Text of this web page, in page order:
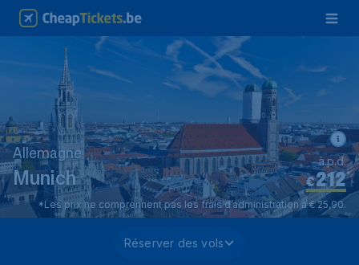
Allemagne
Munich €212*
à.p.d.
*Les prix ne comprennent pas les frais d’administration à € 25,90.
Réserver des vols